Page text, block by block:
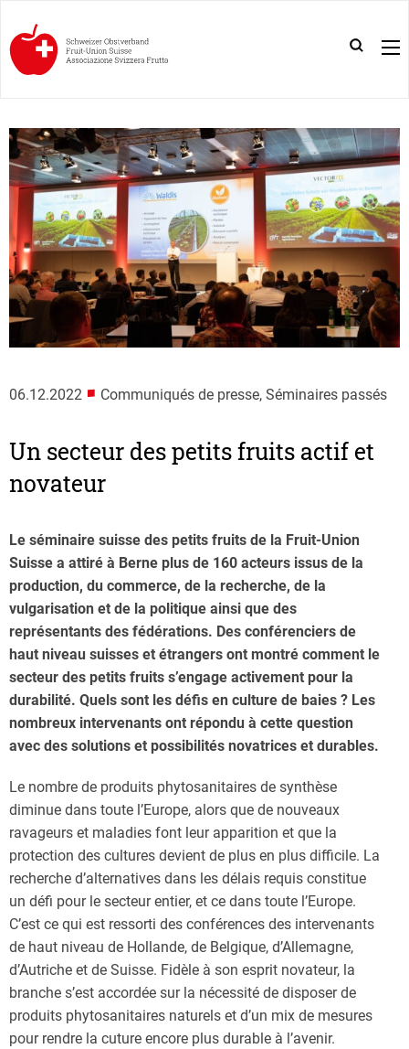
06.12.2022 ■ Communiqués de presse, Séminaires passés
Un secteur des petits fruits actif et
novateur
Le séminaire suisse des petits fruits de la Fruit-Union
Suisse a attiré à Berne plus de 160 acteurs issus de la
production, du commerce, de la recherche, de la
vulgarisation et de la politique ainsi que des
représentants des fédérations. Des conférenciers de
haut niveau suisses et étrangers ont montré comment le
secteur des petits fruits s’engage activement pour la
durabilité. Quels sont les défis en culture de baies ? Les
nombreux intervenants ont répondu à cette question
avec des solutions et possibilités novatrices et durables.
Le nombre de produits phytosanitaires de synthèse
diminue dans toute l’Europe, alors que de nouveaux
ravageurs et maladies font leur apparition et que la
protection des cultures devient de plus en plus difficile. La
recherche d’alternatives dans les délais requis constitue
un défi pour le secteur entier, et ce dans toute l’Europe.
C’est ce qui est ressorti des conférences des intervenants
de haut niveau de Hollande, de Belgique, d’Allemagne,
d’Autriche et de Suisse. Fidèle à son esprit novateur, la
branche s’est accordée sur la nécessité de disposer de
produits phytosanitaires naturels et d’un mix de mesures
pour rendre la cuture encore plus durable à l’avenir.